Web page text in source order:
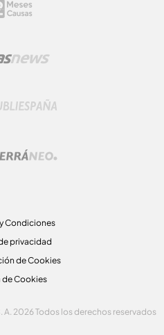
Condiciones
privacidad
de Cookies
de Cookies
2026 Todos los derechos reservados